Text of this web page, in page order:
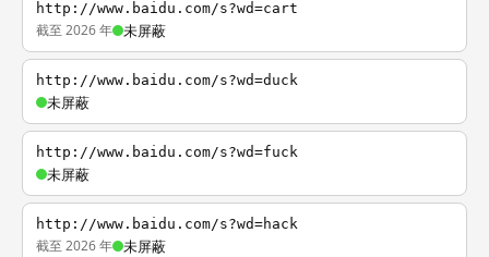
http://www.baidu.com/s?wd=cart
截至 2026 年 未屏蔽
http://www.baidu.com/s?wd=duck
未屏蔽
http://www.baidu.com/s?wd=fuck
未屏蔽
http://www.baidu.com/s?wd=hack
截至 2026 年 未屏蔽